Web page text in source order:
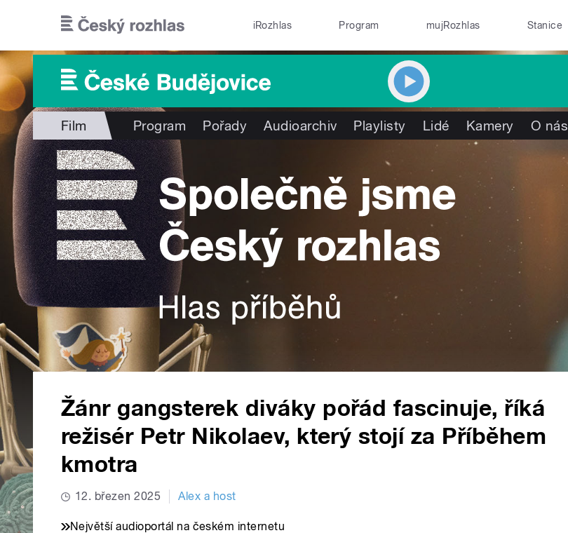
iRozhlas Program mujRozhlas Stanice
Film Program Pořady Audioarchiv Playlisty Lidé Kamery O nás
Žánr gangsterek diváky pořád fascinuje, říká
režisér Petr Nikolaev, který stojí za Příběhem
kmotra
12. březen 2025 Alex a host
Největší audioportál na českém internetu